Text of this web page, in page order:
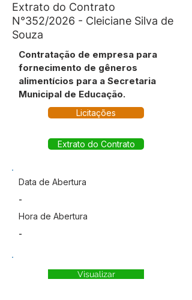
Extrato do Contrato
N°352/2026 - Cleiciane Silva de
Souza
Contratação de empresa para
fornecimento de gêneros
alimentícios para a Secretaria
Municipal de Educação.
Licitações
Extrato do Contrato
Data de Abertura
-
Hora de Abertura
-
Visualizar